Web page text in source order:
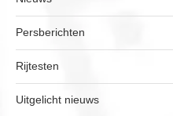
Persberichten
Rijtesten
Uitgelicht nieuws